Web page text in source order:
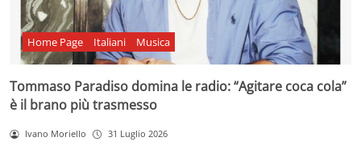
Home Page Italiani Musica
Tommaso Paradiso domina le radio: “Agitare coca cola”
è il brano più trasmesso
Ivano Moriello 31 Luglio 2026